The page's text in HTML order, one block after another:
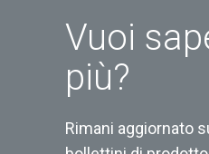
Vuoi
più?
Rimani aggiornato